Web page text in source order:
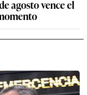
agosto vence el